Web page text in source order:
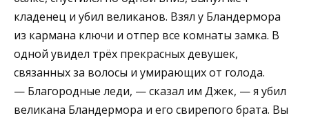
кладенец и убил великанов. Взял у Бландермора
из кармана ключи и отпер все комнаты замка. В
одной увидел трёх прекрасных девушек,
связанных за волосы и умирающих от голода.
— Благородные леди, — сказал им Джек, — я убил
великана Бландермора и его свирепого брата. Вы